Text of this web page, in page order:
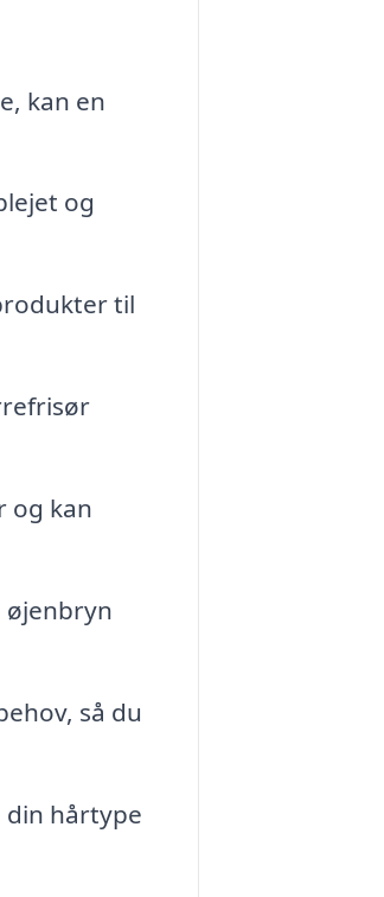
kan en
og
til
og kan
øjenbryn
så du
din hårtype